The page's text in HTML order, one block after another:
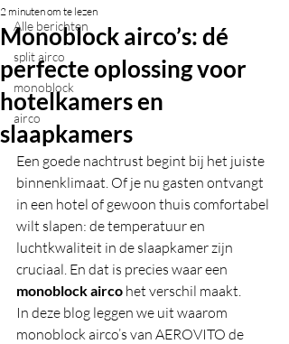
Alle berichten
split airco
monoblock
airco
Monoblock airco’s: dé
perfecte oplossing voor
hotelkamers en
slaapkamers
2 minuten om te lezen
Een goede nachtrust begint bij het juiste
binnenklimaat. Of je nu gasten ontvangt
in een hotel of gewoon thuis comfortabel
wilt slapen: de temperatuur en
luchtkwaliteit in de slaapkamer zijn
cruciaal. En dat is precies waar een
monoblock airco het verschil maakt.
In deze blog leggen we uit waarom
monoblock airco’s van AEROVITO de